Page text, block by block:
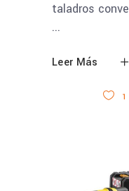
taladros
Leer Más
1